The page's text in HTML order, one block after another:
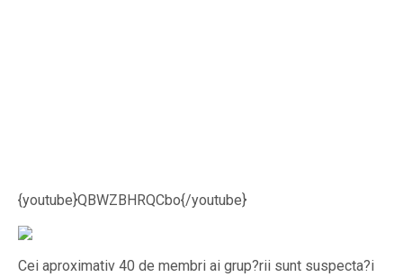
{youtube}QBWZBHRQCbo{/youtube}
Cei aproximativ 40 de membri ai grup?rii sunt suspecta?i